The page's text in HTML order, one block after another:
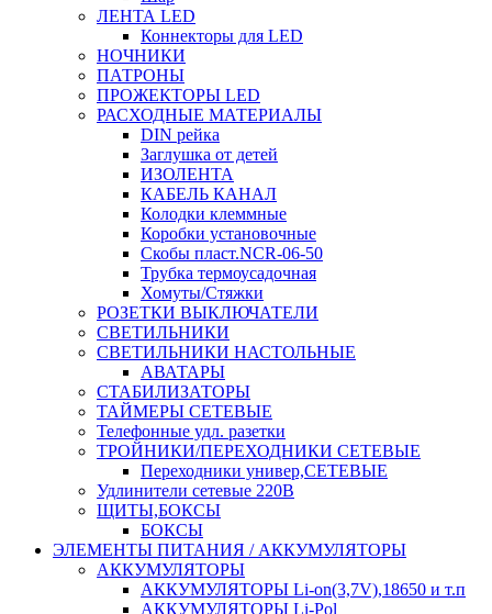
ЛЕНТА LED
Коннекторы для LED
НОЧНИКИ
ПАТРОНЫ
ПРОЖЕКТОРЫ LED
РАСХОДНЫЕ МАТЕРИАЛЫ
DIN рейка
Заглушка от детей
ИЗОЛЕНТА
КАБЕЛЬ КАНАЛ
Колодки клеммные
Коробки установочные
Скобы пласт.NCR-06-50
Трубка термоусадочная
Хомуты/Стяжки
РОЗЕТКИ ВЫКЛЮЧАТЕЛИ
СВЕТИЛЬНИКИ
СВЕТИЛЬНИКИ НАСТОЛЬНЫЕ
АВАТАРЫ
СТАБИЛИЗАТОРЫ
ТАЙМЕРЫ СЕТЕВЫЕ
Телефонные удл. разетки
ТРОЙНИКИ/ПЕРЕХОДНИКИ СЕТЕВЫЕ
Переходники универ,СЕТЕВЫЕ
Удлинители сетевые 220В
ЩИТЫ,БОКСЫ
БОКСЫ
ЭЛЕМЕНТЫ ПИТАНИЯ / АККУМУЛЯТОРЫ
АККУМУЛЯТОРЫ
АККУМУЛЯТОРЫ Li-on(3,7V),18650 и т.п
АККУМУЛЯТОРЫ Li-Pol